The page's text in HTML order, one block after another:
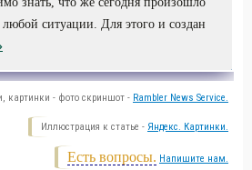
ситуации. Для этого и создан
картинки - фото скриншот - Rambler News Service.
Иллюстрация к статье - Яндекс. Картинки.
Есть вопросы. Напишите нам.